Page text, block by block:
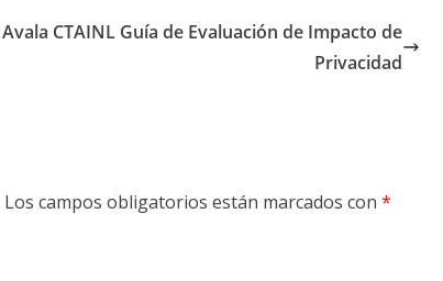
Avala CTAINL Guía de Evaluación de Impacto de
Privacidad
Los campos obligatorios están marcados con *